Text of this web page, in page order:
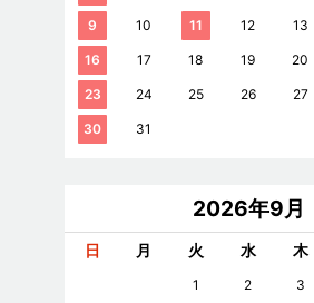
9 10 11 12 13
16 17 18 19 20
23 24 25 26 27
30 31
2026年9月
日 月 火 水 木
1 2 3